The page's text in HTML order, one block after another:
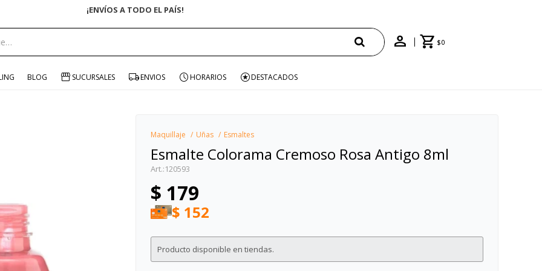
ENVÍO GRATIS EN COMPRAS +$1500 CON CUPÓN "ENVÍO"
$0
BLOG SUCURSALES ENVIOS HORARIOS DESTACADOS
Maquillaje Uñas Esmaltes
Esmalte Colorama Cremoso Rosa Antigo 8ml
120593
$ 179
$ 152
Producto disponible en tiendas.